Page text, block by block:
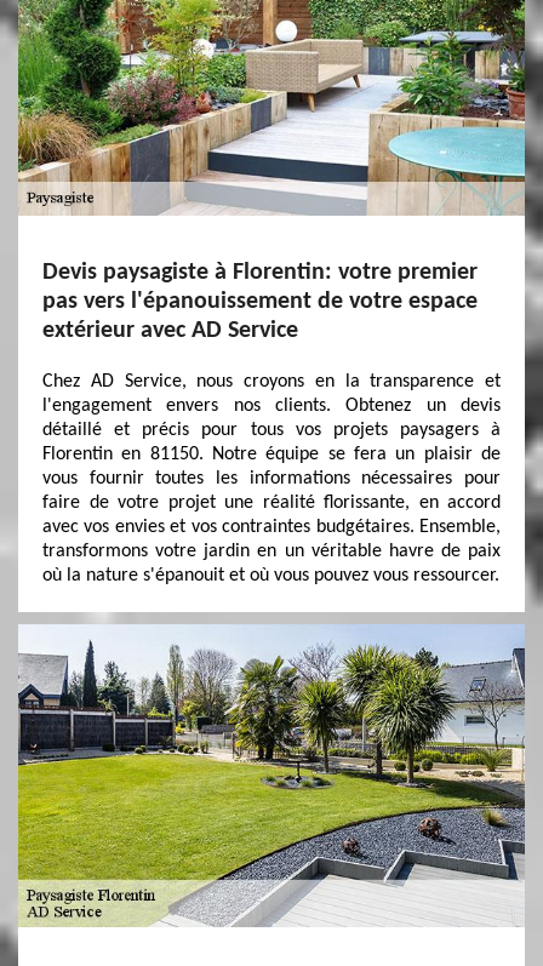
Devis paysagiste à Florentin: votre premier
pas vers l'épanouissement de votre espace
extérieur avec AD Service
Chez AD Service, nous croyons en la transparence et
l'engagement envers nos clients. Obtenez un devis
détaillé et précis pour tous vos projets paysagers à
Florentin en 81150. Notre équipe se fera un plaisir de
vous fournir toutes les informations nécessaires pour
faire de votre projet une réalité florissante, en accord
avec vos envies et vos contraintes budgétaires. Ensemble,
transformons votre jardin en un véritable havre de paix
où la nature s'épanouit et où vous pouvez vous ressourcer.